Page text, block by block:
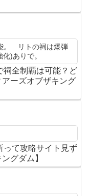
。 リトの祠は爆弾
)ありで。
祠全制覇は可能？ど
ーズオブザキング
って攻略サイト見ず
グダム】